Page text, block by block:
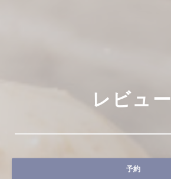
レビュー
予約